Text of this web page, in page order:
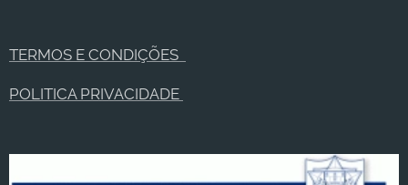
TERMOS E CONDIÇÕES
POLITICA PRIVACIDADE